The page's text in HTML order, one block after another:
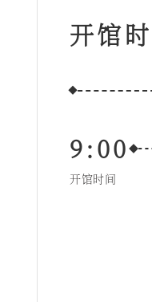
开馆
9:00
开馆时间